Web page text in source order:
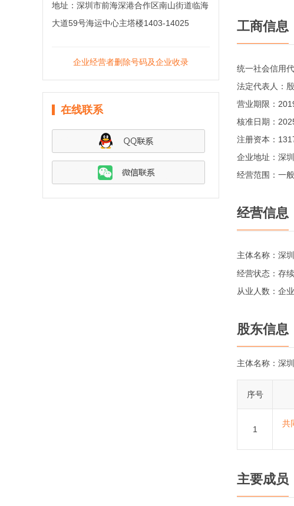
地址： 深圳市前海深港合作区南山街道临海
大道59号海运中心主塔楼1403-14025
企业经营者删除号码及企业收录
在线联系
工商信息
统一社会信用代
法定代表人：
营业期限：
核准日期：
注册资本：
企业地址： 深
经营范围： 一
经营信息
主体名称： 深
经营状态： 存
从业人数： 企
股东信息
主体名称： 深
序号
1
共
主要成员